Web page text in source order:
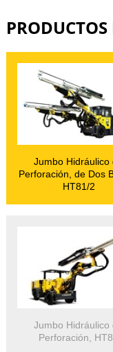
Jumbo Hidráulico
Perforación, de Dos
HT81/2
Jumbo Hidráulico
Perforación,